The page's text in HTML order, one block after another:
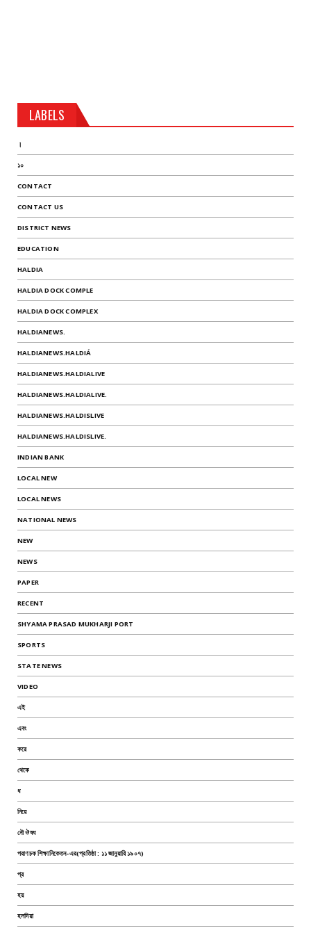
LABELS
।
১০
CONTACT
CONTACT US
DISTRICT NEWS
EDUCATION
HALDIA
HALDIA DOCK COMPLE
HALDIA DOCK COMPLEX
HALDIANEWS.
HALDIANEWS.HALDIÁ
HALDIANEWS.HALDIALIVE
HALDIANEWS.HALDIALIVE.
HALDIANEWS.HALDISLIVE
HALDIANEWS.HALDISLIVE.
INDIAN BANK
LOCAL NEW
LOCAL NEWS
NATIONAL NEWS
NEW
NEWS
PAPER
RECENT
SHYAMA PRASAD MUKHARJI PORT
SPORTS
STATE NEWS
VIDEO
এই
এবং
করে
থেকে
ধ
নিয়ে
নৌ ঔষধ
পরাণচক শিক্ষানিকেতন-এর(প্রতিষ্ঠা : ১১ জানুয়ারি ১৯০৭)
প্র
হয়
হলদিয়া